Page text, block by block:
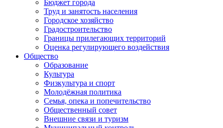
Бюджет города
Труд и занятость населения
Городское хозяйство
Градостроительство
Границы прилегающих территорий
Оценка регулирующего воздействия
Общество
Образование
Культура
Физкультура и спорт
Молодёжная политика
Семья, опека и попечительство
Общественный совет
Внешние связи и туризм